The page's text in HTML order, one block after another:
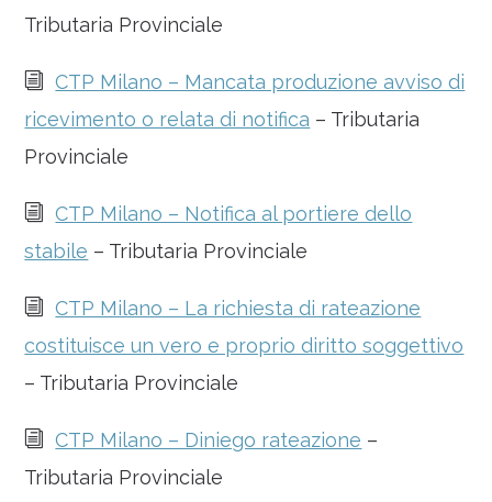
Tributaria Provinciale
i
CTP Milano – Mancata produzione avviso di
ricevimento o relata di notifica – Tributaria
Provinciale
i
CTP Milano – Notifica al portiere dello
stabile – Tributaria Provinciale
i
CTP Milano – La richiesta di rateazione
costituisce un vero e proprio diritto soggettivo
– Tributaria Provinciale
i CTP Milano – Diniego rateazione –
Tributaria Provinciale